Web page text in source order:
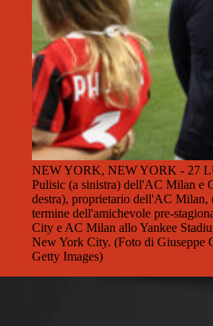
NEW YORK, NEW YORK - 27
Pulisic (a sinistra) dell'AC Milan e
destra), proprietario dell'AC Milan,
termine dell'amichevole pre-
City e AC Milan allo Yankee
New York City. (Foto di Giuseppe
Getty Images)